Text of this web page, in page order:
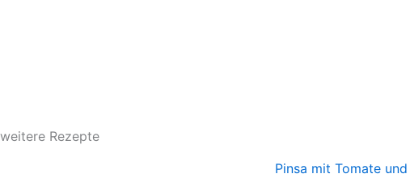
weitere Rezepte
Pinsa mit Tomate